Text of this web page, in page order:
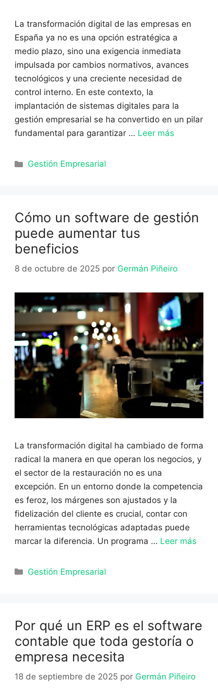
La transformación digital de las empresas en
España ya no es una opción estratégica a
medio plazo, sino una exigencia inmediata
impulsada por cambios normativos, avances
tecnológicos y una creciente necesidad de
control interno. En este contexto, la
implantación de sistemas digitales para la
gestión empresarial se ha convertido en un pilar
fundamental para garantizar … Leer más
Categorías
Gestión Empresarial
Cómo un software de gestión
puede aumentar tus
beneficios
8 de octubre de 2025 por Germán Piñeiro
La transformación digital ha cambiado de forma
radical la manera en que operan los negocios, y
el sector de la restauración no es una
excepción. En un entorno donde la competencia
es feroz, los márgenes son ajustados y la
fidelización del cliente es crucial, contar con
herramientas tecnológicas adaptadas puede
marcar la diferencia. Un programa … Leer más
Categorías
Gestión Empresarial
Por qué un ERP es el software
contable que toda gestoría o
empresa necesita
18 de septiembre de 2025 por Germán Piñeiro